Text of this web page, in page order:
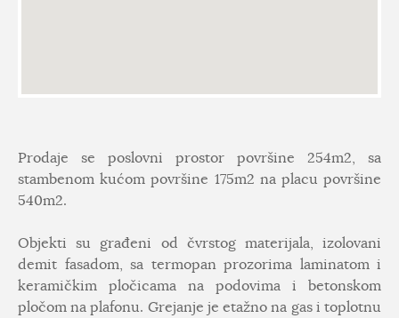
Prodaje se poslovni prostor površine 254m2, sa
stambenom kućom površine 175m2 na placu površine
540m2.
Objekti su građeni od čvrstog materijala, izolovani
demit fasadom, sa termopan prozorima laminatom i
keramičkim pločicama na podovima i betonskom
pločom na plafonu. Grejanje je etažno na gas i toplotnu